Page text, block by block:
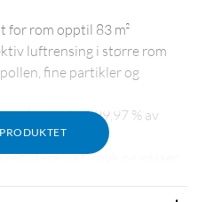
for rom opptil 83 m²
luftrensing i større rom
fine partikler og
bort minst 99,97 % av
lukt, røyk og gasser